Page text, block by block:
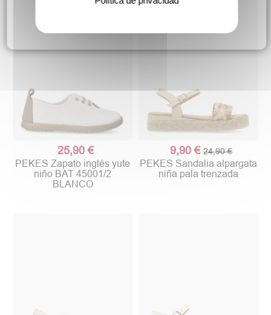
25,90 €
PEKES Zapato inglés yute
niño BAT 45001/2
BLANCO
9,90 € 24,90 €
PEKES Sandalia alpargata
niña pala trenzada